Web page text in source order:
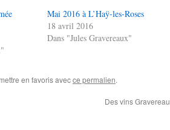
Mai 2016 à L’Haÿ-les-Roses
18 avril 2016
Dans "Jules Gravereaux"
en favoris avecce permalien.
Des vins Gravereau